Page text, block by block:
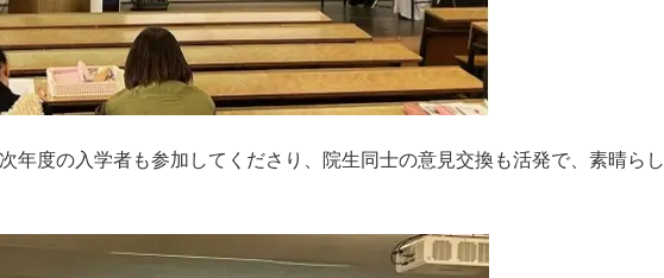
年度の入学者も参加してくださり、院生同士の意見交換も活発で、素晴らし